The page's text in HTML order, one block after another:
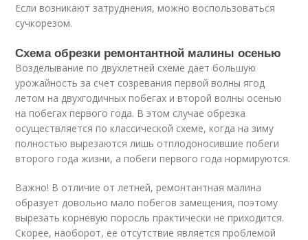
Если возникают затруднения, можно воспользоваться
сучкорезом.
Схема обрезки ремонтантной малины осенью
Возделывание по двухлетней схеме дает большую
урожайность за счет созревания первой волны ягод
летом на двухгодичных побегах и второй волны осенью
на побегах первого года. В этом случае обрезка
осуществляется по классической схеме, когда на зиму
полностью вырезаются лишь отплодоносившие побеги
второго года жизни, а побеги первого года нормируются.
Важно! В отличие от летней, ремонтантная малина
образует довольно мало побегов замещения, поэтому
вырезать корневую поросль практически не приходится.
Скорее, наоборот, ее отсутствие является проблемой